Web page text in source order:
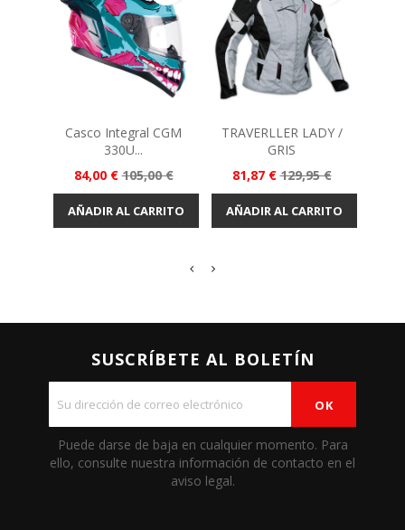
Casco Integral CGM
330U...
Precio
84,00 €Precio
base
105,00 €
AÑADIR AL CARRITO
TRAVERLLER LADY /
GRIS
Precio
81,87 €Precio
base
129,95 €
AÑADIR AL CARRITO
SUSCRÍBETE AL BOLETÍN
Puede darse de baja en cualquier momento. Para
ello, consulte nuestra información de contacto en el
aviso legal.